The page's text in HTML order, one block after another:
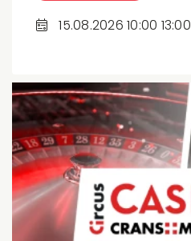
15.08.2026 10:00 13:00